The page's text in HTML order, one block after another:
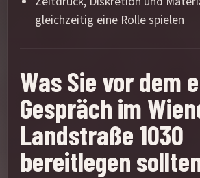
gleichzeitig eine Rolle spielen
Was Sie vor dem
Gespräch im
Landstraße 1030
bereitlegen